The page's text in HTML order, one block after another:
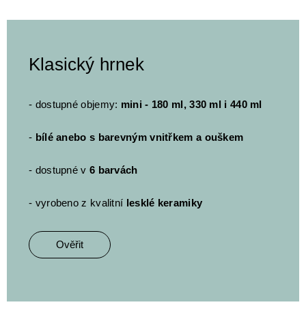
Klasický hrnek
- dostupné objemy: mini - 180 ml, 330 ml i 440 ml
- bílé anebo s barevným vnitřkem a ouškem
- dostupné v 6 barvách
- vyrobeno z kvalitní lesklé keramiky
Ověřit